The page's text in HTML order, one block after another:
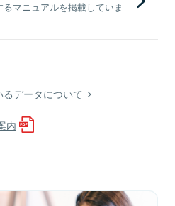
マニュアルを掲載していま
データについて
内